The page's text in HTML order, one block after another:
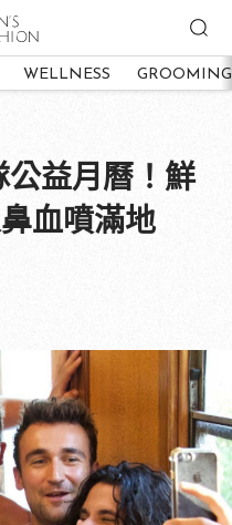
WELLNESS GROOMING
益月曆！鮮
血噴滿地